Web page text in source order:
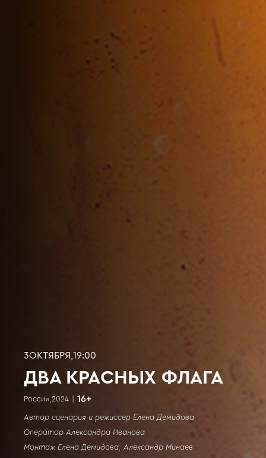
3ОКТЯБРЯ,19:00
ДВА КРАСНЫХ ФЛАГА
Россия 2024 16+
Автор сценария и режиссер Елена Демидова
Оператор Александра Иванова
Монтаж Елена Демидова, Александр Минаев